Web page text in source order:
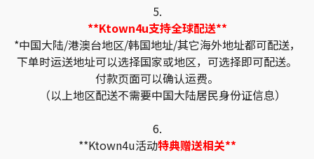
5.
**Ktown4u支持全球配送**
*中国大陆/港澳台地区/韩国地址/其它海外地址都可配送，
下单时运送地址可以选择国家或地区，可选择即可配送。
付款页面可以确认运费。
（以上地区配送不需要中国大陆居民身份证信息）
6.
**Ktown4u活动特典赠送相关**